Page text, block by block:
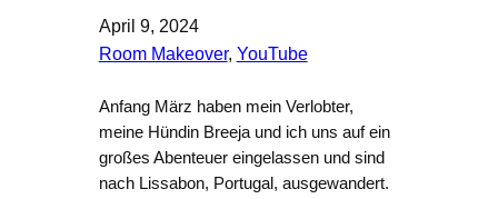
April 9, 2024
Room Makeover, YouTube
Anfang März haben mein Verlobter,
meine Hündin Breeja und ich uns auf ein
großes Abenteuer eingelassen und sind
nach Lissabon, Portugal, ausgewandert.